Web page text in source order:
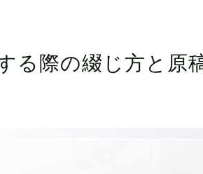
る際の綴じ方と原